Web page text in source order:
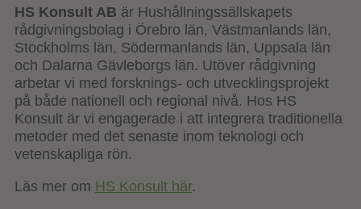
HS Konsult AB är Hushållningssällskapets
rådgivningsbolag i Örebro län, Västmanlands län,
Stockholms län, Södermanlands län, Uppsala län
och Dalarna Gävleborgs län. Utöver rådgivning
arbetar vi med forsknings- och utvecklingsprojekt
på både nationell och regional nivå. Hos HS
Konsult är vi engagerade i att integrera traditionella
metoder med det senaste inom teknologi och
vetenskapliga rön.
Läs mer om HS Konsult här.